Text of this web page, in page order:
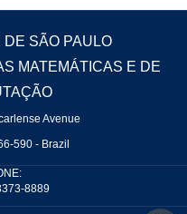
SÃO PAULO
MATEMÁTICAS E DE
Avenue
590 - Brazil
8889